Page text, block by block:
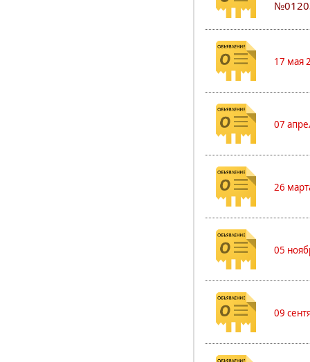
17 мая
07
26
05
09